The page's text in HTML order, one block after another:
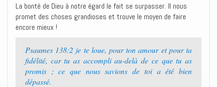
La bonté de Dieu à notre égard le fait se surpasser. Il nous
promet des choses grandioses et trouve le moyen de faire
encore mieux !
Psaumes 138:2 je te loue, pour ton amour et pour ta
fidélité, car tu as accompli au-delà de ce que tu as
promis ; ce que nous savions de toi a été bien
dépassé.